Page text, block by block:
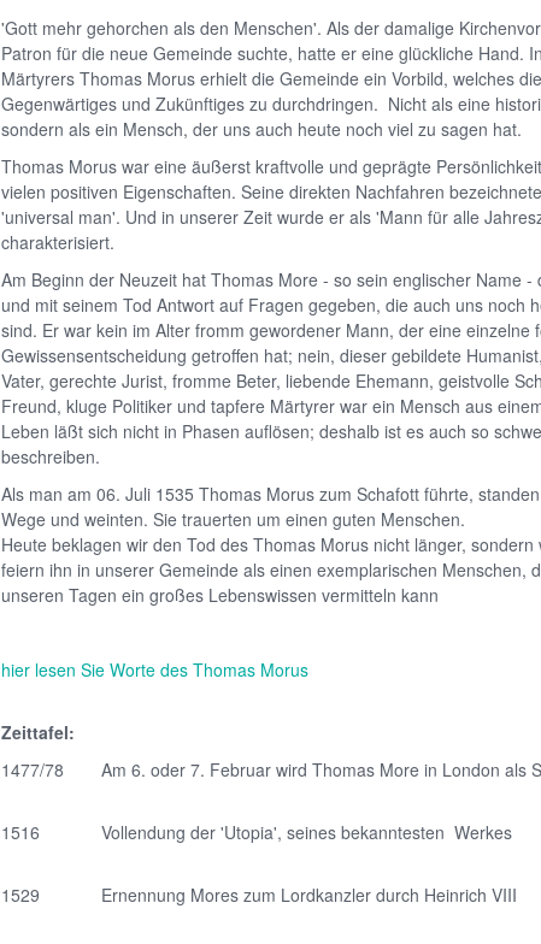
'Gott mehr gehorchen als den Menschen'. Als der damalige
Patron für die neue Gemeinde suchte, hatte er eine glückliche Hand.
Märtyrers Thomas Morus erhielt die Gemeinde ein Vorbild, welches
Gegenwärtiges und Zukünftiges zu durchdringen. Nicht als eine
sondern als ein Mensch, der uns auch heute noch viel zu sagen hat.
Thomas Morus war eine äußerst kraftvolle und geprägte
vielen positiven Eigenschaften. Seine direkten Nachfahren
'universal man'. Und in unserer Zeit wurde er als 'Mann für alle
charakterisiert.
Am Beginn der Neuzeit hat Thomas More - so sein englischer Name -
und mit seinem Tod Antwort auf Fragen gegeben, die auch uns noch
sind. Er war kein im Alter fromm gewordener Mann, der eine einzelne
Gewissensentscheidung getroffen hat; nein, dieser gebildete
Vater, gerechte Jurist, fromme Beter, liebende Ehemann, geistvolle
Freund, kluge Politiker und tapfere Märtyrer war ein Mensch aus
Leben läßt sich nicht in Phasen auflösen; deshalb ist es auch so
beschreiben.
Als man am 06. Juli 1535 Thomas Morus zum Schafott führte,
Wege und weinten. Sie trauerten um einen guten Menschen.
Heute beklagen wir den Tod des Thomas Morus nicht länger, sondern
feiern ihn in unserer Gemeinde als einen exemplarischen Menschen,
unseren Tagen ein großes Lebenswissen vermitteln kann
hier lesen Sie Worte des Thomas Morus
Zeittafel:
1477/78
Am 6. oder 7. Februar wird Thomas More in London als
1516 Vollendung der 'Utopia', seines bekanntesten Werkes
1529 Ernennung Mores zum Lordkanzler durch Heinrich VIII